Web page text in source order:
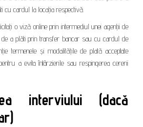
cu cardul la locația respectivă.
o viză online prin intermediul unei agenții de
a plăti prin transfer bancar sau cu cardul de
termenele și modalitățile de plată acceptate
a evita întârzierile sau respingerea cererii
interviului (dacă